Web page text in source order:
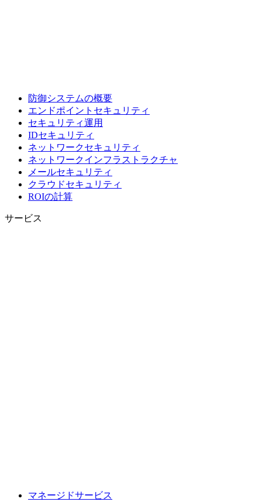
防御システムの概要
エンドポイントセキュリティ
セキュリティ運用
IDセキュリティ
ネットワークセキュリティ
ネットワークインフラストラクチャ
メールセキュリティ
クラウドセキュリティ
ROIの計算
サービス
マネージドサービス